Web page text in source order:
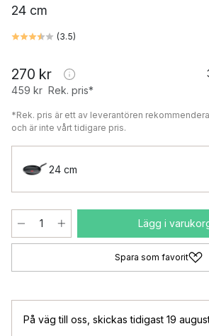
24 cm
(3.5)
270 kr
459 kr Rek. pris*
*Rek. pris är ett av leverantören
och är inte vårt tidigare pris.
24 cm
Lägg i
Spara som favorit
På väg till oss skickas tidigast 19